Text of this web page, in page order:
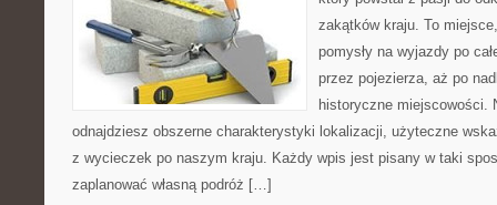
zakątków kraju. To
pomysły na wyjazdy po
przez pojezierza, aż po
historyczne miejscowości.
odnajdziesz obszerne charakterystyki lokalizacji, użyteczne
z wycieczek po naszym kraju. Każdy wpis jest pisany w taki
zaplanować własną podróż […]